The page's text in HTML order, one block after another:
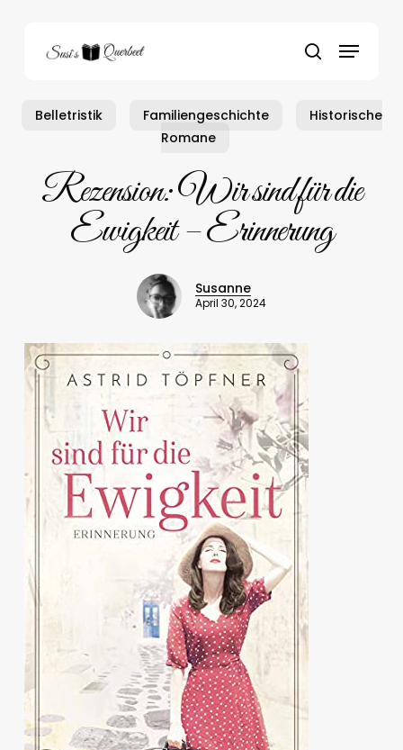
search
Menu
Belletristik Familiengeschichte
Historische
Romane
Rezension: Wir sind für die
Ewigkeit – Erinnerung
Susanne
April 30, 2024